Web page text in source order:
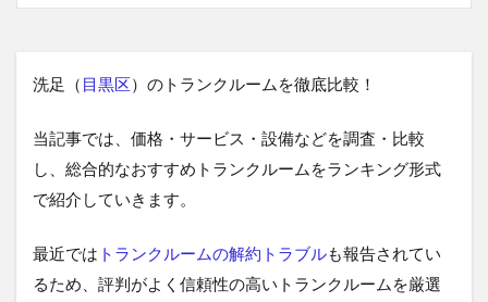
洗足（ 目黒区）のトランクルームを徹底比較！
当記事では、価格・サービス・設備などを調査・比較
し、総合的なおすすめトランクルームをランキング形式
で紹介していきます。
最近では トランクルームの解約トラブルも報告されてい
るため、評判がよく信頼性の高いトランクルームを厳選